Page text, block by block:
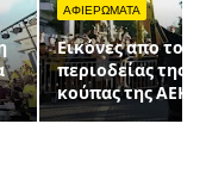
ΑΦΙΕΡΩΜΑΤΑ
Εικόνες απο το
περιοδείας της
κούπας της ΑΕΚ